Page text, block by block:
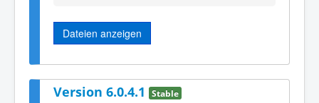
Dateien anzeigen
Version 6.0.4.1 Stable